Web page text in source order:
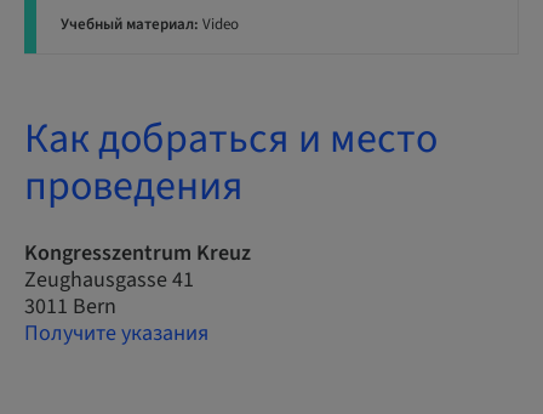
Учебный материал: Video
Как добраться и место
проведения
Kongresszentrum Kreuz
Zeughausgasse 41
3011 Bern
Получите указания